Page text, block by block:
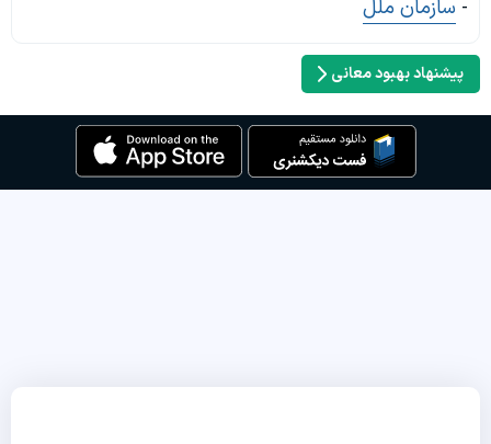
- سازمان ملل
پیشنهاد بهبود معانی